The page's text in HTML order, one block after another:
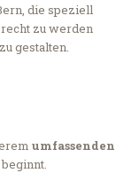
die speziell
zu werden
gestalten.
umfassenden